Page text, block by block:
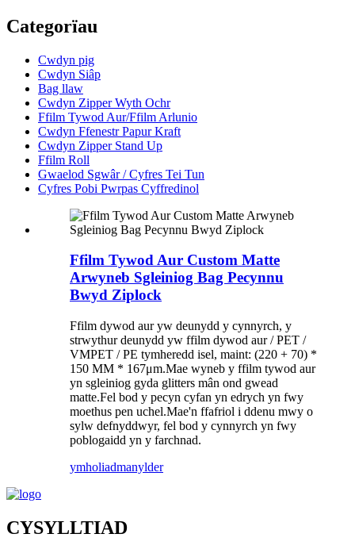
Categorïau
Cwdyn pig
Cwdyn Siâp
Bag llaw
Cwdyn Zipper Wyth Ochr
Ffilm Tywod Aur/Ffilm Arlunio
Cwdyn Ffenestr Papur Kraft
Cwdyn Zipper Stand Up
Ffilm Roll
Gwaelod Sgwâr / Cyfres Tei Tun
Cyfres Pobi Pwrpas Cyffredinol
Ffilm Tywod Aur Custom Matte
Arwyneb Sgleiniog Bag Pecynnu
Bwyd Ziplock
Ffilm dywod aur yw deunydd y cynnyrch, y
strwythur deunydd yw ffilm dywod aur / PET /
VMPET / PE tymheredd isel, maint: (220 + 70) *
150 MM * 167μm.Mae wyneb y ffilm tywod aur
yn sgleiniog gyda glitters mân ond gwead
matte.Fel bod y pecyn cyfan yn edrych yn fwy
moethus pen uchel.Mae'n ffafriol i ddenu mwy o
sylw defnyddwyr, fel bod y cynnyrch yn fwy
poblogaidd yn y farchnad.
ymholiadmanylder
CYSYLLTIAD